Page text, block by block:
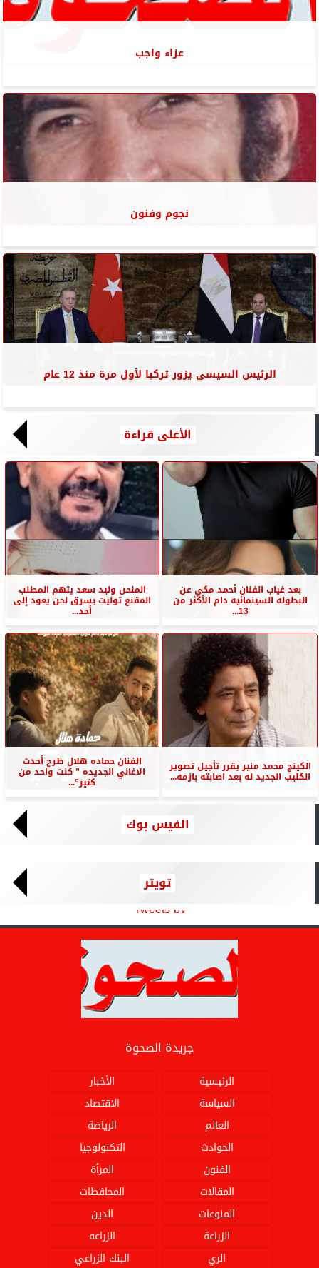
عزاء واجب
نجوم وفنون
الرئيس السيسى يزور تركيا لأول مرة منذ 12 عام
الأعلى قراءة
بعد غياب الفنان أحمد مكي عن
البطوله السينمائيه دام الأكثر من
13...
الملحن وليد سعد يتهم المطلب
المقنع توليت بسرق لحن يعود إلى
أحد...
الكينج محمد منير يقرر تأجيل تصوير
الكليب الجديد له بعد اصابته بازمه...
الفنان حماده هلال طرح أحدث
الاغاني الجديده ” كنت واحد من
كتير”...
الفيس بوك
تويتر
Tweets by
جريدة الصحوة
الرئيسية
الأخبار
السياسة
الاقتصاد
العالم
الرياضة
الحوادث
التكنولوجيا
الفنون
المرأة
المقالات
المحافظات
المنوعات
الدين
الزراعة
الزراعه
الري
البنك الزراعي